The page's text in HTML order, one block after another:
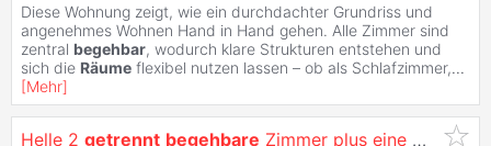
Diese Wohnung zeigt, wie ein durchdachter Grundriss und
angenehmes Wohnen Hand in Hand gehen. Alle Zimmer sind
zentral begehbar, wodurch klare Strukturen entstehen und
sich die Räume flexibel nutzen lassen – ob als Schlafzimmer,...
[Mehr]
Helle 2 getrennt begehbare Zimmer plus eine Wohnküche Innenstadtwohnung im Zentrum von Linz